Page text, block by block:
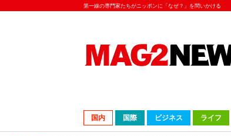
第一線の専門家たちがニッポンに「なぜ？」を問いかける
国内 国際 ビジネス ライフ